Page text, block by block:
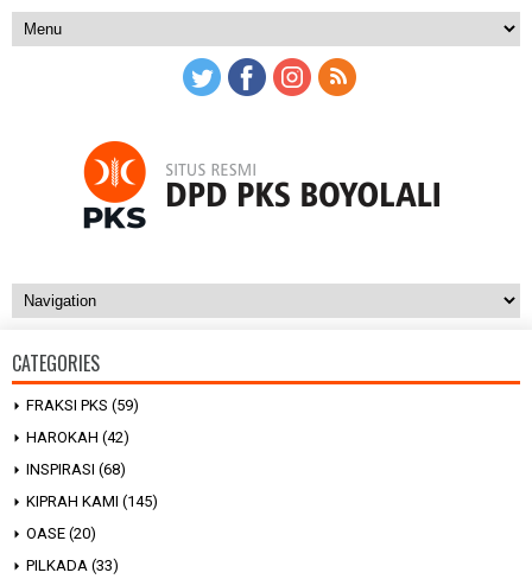
CATEGORIES
FRAKSI PKS (59)
HAROKAH (42)
INSPIRASI (68)
KIPRAH KAMI (145)
OASE (20)
PILKADA (33)